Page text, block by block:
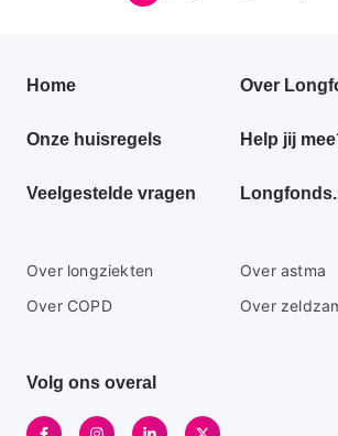
Primair
menu
Home Over
Onze huisregels Help jij
Veelgestelde vragen
Secundaire
footer
Over longziekten
Over astma
Over COPD
Over
Volg ons overal